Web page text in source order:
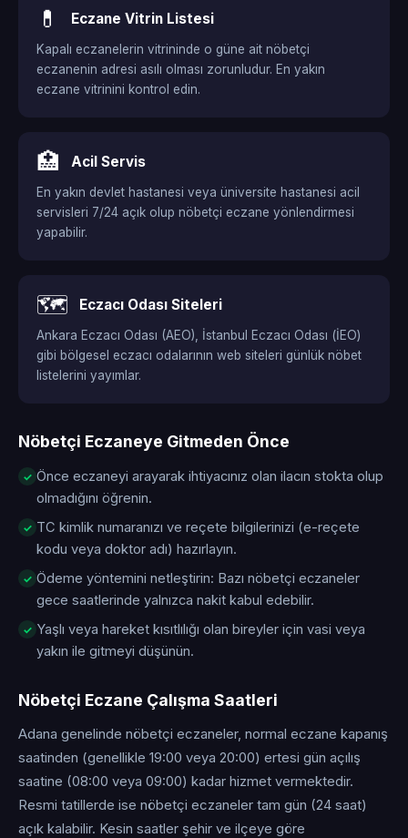
💊 Eczane Vitrin Listesi
Kapalı eczanelerin vitrininde o güne ait nöbetçi
eczanenin adresi asılı olması zorunludur. En yakın
eczane vitrinini kontrol edin.
🏥 Acil Servis
En yakın devlet hastanesi veya üniversite hastanesi acil
servisleri 7/24 açık olup nöbetçi eczane yönlendirmesi
yapabilir.
🗺️ Eczacı Odası Siteleri
Ankara Eczacı Odası (AEO), İstanbul Eczacı Odası (İEO)
gibi bölgesel eczacı odalarının web siteleri günlük nöbet
listelerini yayımlar.
Nöbetçi Eczaneye Gitmeden Önce
Önce eczaneyi arayarak ihtiyacınız olan ilacın stokta olup
olmadığını öğrenin.
TC kimlik numaranızı ve reçete bilgilerinizi (e-reçete
kodu veya doktor adı) hazırlayın.
Ödeme yöntemini netleştirin: Bazı nöbetçi eczaneler
gece saatlerinde yalnızca nakit kabul edebilir.
Yaşlı veya hareket kısıtlılığı olan bireyler için vasi veya
yakın ile gitmeyi düşünün.
Nöbetçi Eczane Çalışma Saatleri
Adana genelinde nöbetçi eczaneler, normal eczane kapanış
saatinden (genellikle 19:00 veya 20:00) ertesi gün açılış
saatine (08:00 veya 09:00) kadar hizmet vermektedir.
Resmi tatillerde ise nöbetçi eczaneler tam gün (24 saat)
açık kalabilir. Kesin saatler şehir ve ilçeye göre